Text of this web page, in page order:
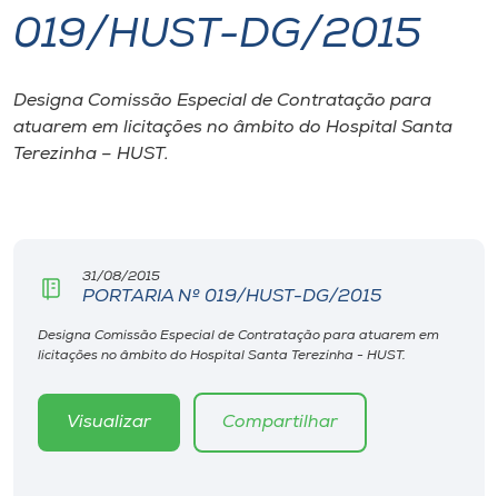
I.nova
Diplomados
Rádio
019/HUST-DG/2015
Designa Comissão Especial de Contratação para
atuarem em licitações no âmbito do Hospital Santa
Terezinha – HUST.
31/08/2015
PORTARIA Nº 019/HUST-DG/2015
Designa Comissão Especial de Contratação para atuarem em
licitações no âmbito do Hospital Santa Terezinha - HUST.
Visualizar Compartilhar